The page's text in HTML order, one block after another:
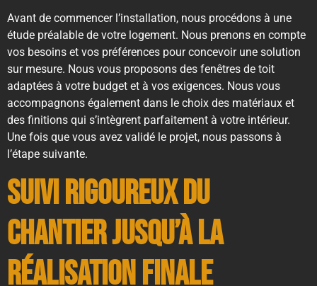
Avant de commencer l’installation, nous procédons à une
étude préalable de votre logement. Nous prenons en compte
vos besoins et vos préférences pour concevoir une solution
sur mesure. Nous vous proposons des fenêtres de toit
adaptées à votre budget et à vos exigences. Nous vous
accompagnons également dans le choix des matériaux et
des finitions qui s’intègrent parfaitement à votre intérieur.
Une fois que vous avez validé le projet, nous passons à
l’étape suivante.
Suivi rigoureux du
chantier jusqu’à la
réalisation finale